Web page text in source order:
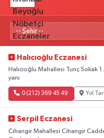
Halıcıoğlu Eczanesi
Halıcıoğlu Mahallesi Tunç Sokak
yanı
0 (212) 369 45 49 Yol
Serpil Eczanesi
Cihangir Mahallesi Cihangir